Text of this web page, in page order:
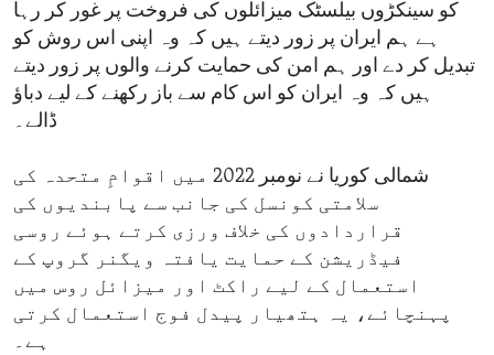
کو سینکڑوں بیلسٹک میزائلوں کی فروخت پر غور کر رہا
ہے ہم ایران پر زور دیتے ہیں کہ وہ اپنی اس روش کو
تبدیل کر دے اور ہم امن کی حمایت کرنے والوں پر زور دیتے
ہیں کہ وہ ایران کو اس کام سے باز رکھنے کے لیے دباؤ
ڈالے۔
شمالی کوریا نے نومبر 2022 میں اقوامِ متحدہ کی
سلامتی کونسل کی جانب سے پابندیوں کی
قراردادوں کی خلاف ورزی کرتے ہوئے روسی
فیڈریشن کے حمایت یافتہ ویگنر گروپ کے
استعمال کے لیے راکٹ اور میزائل روس میں
پہنچائے، یہ ہتھیار پیدل فوج استعمال کرتی
ہے۔